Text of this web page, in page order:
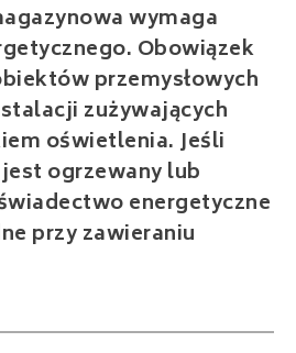
wymaga
Obowiązek
przemysłowych
zużywających
oświetlenia. Jeśli
ogrzewany lub
energetyczne
przy zawieraniu